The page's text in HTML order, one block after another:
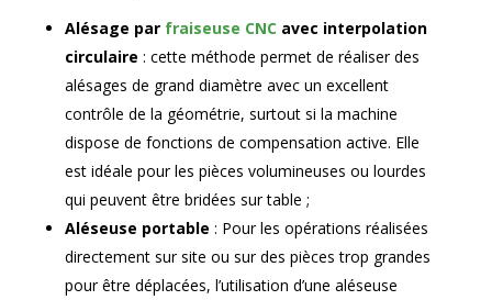
Alésage par fraiseuse CNC avec interpolation
circulaire : cette méthode permet de réaliser des
alésages de grand diamètre avec un excellent
contrôle de la géométrie, surtout si la machine
dispose de fonctions de compensation active. Elle
est idéale pour les pièces volumineuses ou lourdes
qui peuvent être bridées sur table ;
Aléseuse portable : Pour les opérations réalisées
directement sur site ou sur des pièces trop grandes
pour être déplacées, l’utilisation d’une aléseuse